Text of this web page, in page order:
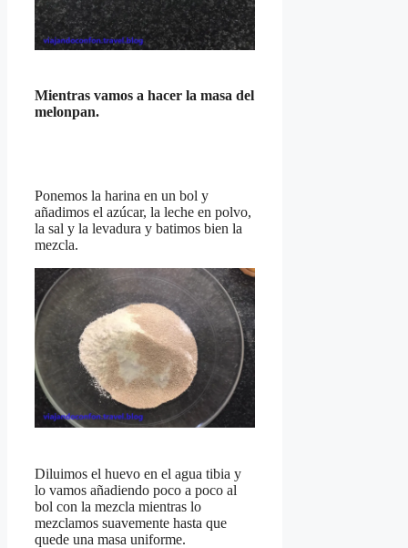
Mientras vamos a hacer la masa del
melonpan.
Ponemos la harina en un bol y
añadimos el azúcar, la leche en polvo,
la sal y la levadura y batimos bien la
mezcla.
Diluimos el huevo en el agua tibia y
lo vamos añadiendo poco a poco al
bol con la mezcla mientras lo
mezclamos suavemente hasta que
quede una masa uniforme.